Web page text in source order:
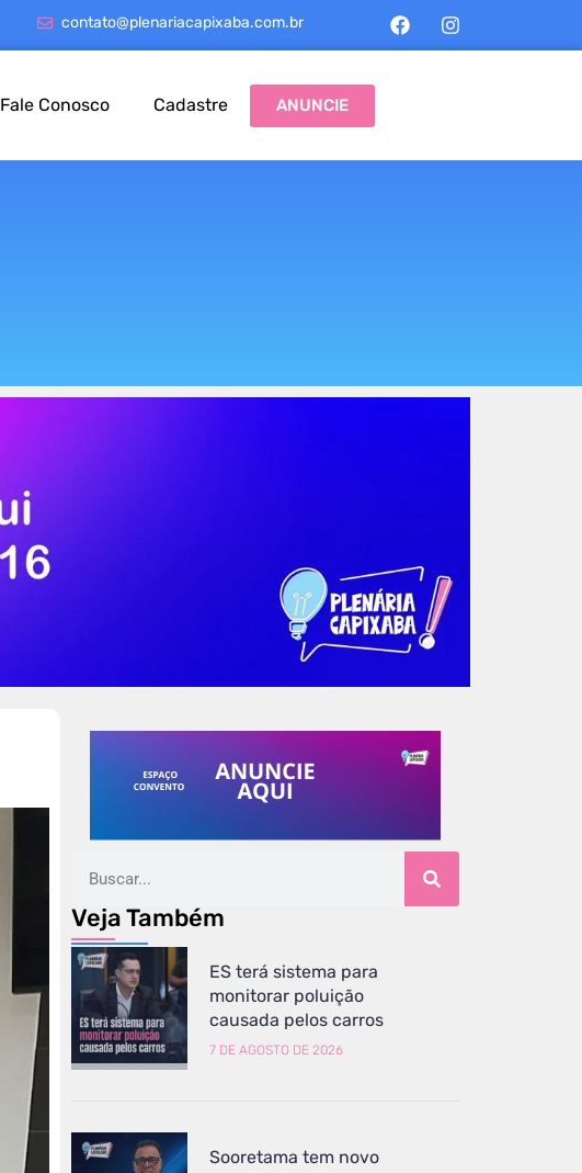
contato@plenariacapixaba.com.br
Fale Conosco Cadastre ANUNCIE
Veja Também
ES terá sistema para
monitorar poluição
causada pelos carros
7 DE AGOSTO DE 2026
Sooretama tem novo